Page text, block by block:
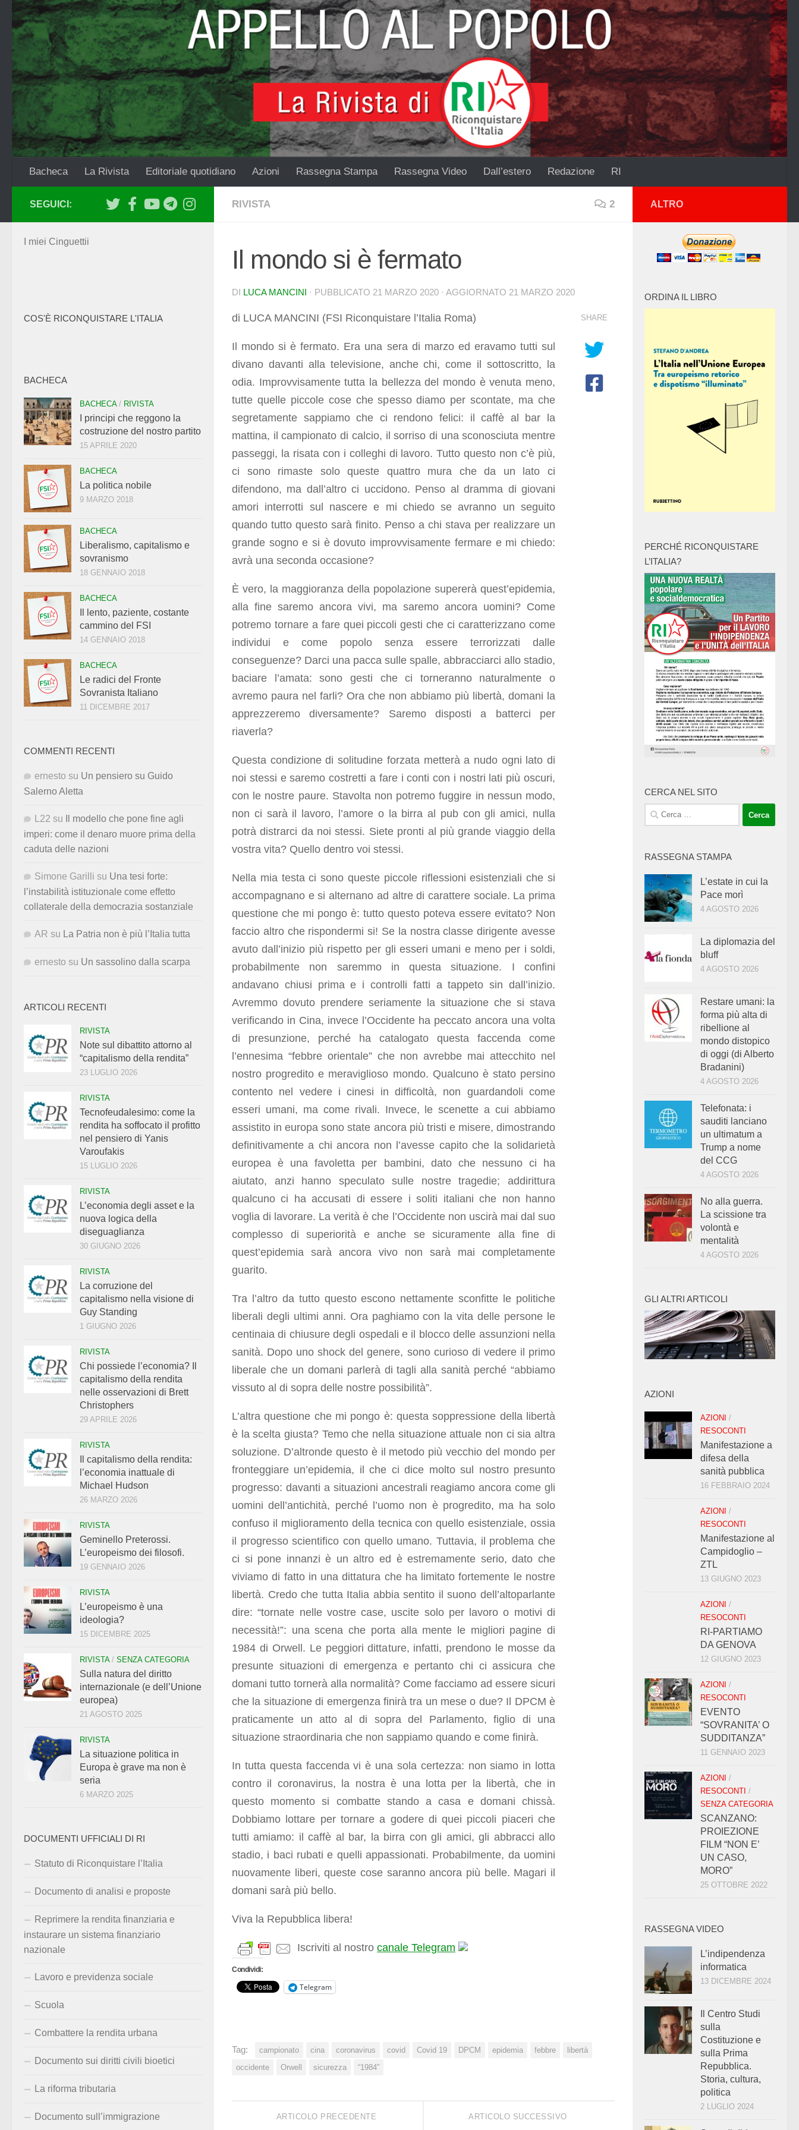
Salta al contenuto
Bacheca La Rivista Editoriale quotidiano Azioni Rassegna Stampa Rassegna Video Dall’estero Redazione RI
RIVISTA 2
Il mondo si è fermato
DI LUCA MANCINI · PUBBLICATO 21 MARZO 2020 · AGGIORNATO 21 MARZO 2020
di LUCA MANCINI (FSI Riconquistare l’Italia Roma)
Il mondo si è fermato. Era una sera di marzo ed eravamo tutti sul
divano davanti alla televisione, anche chi, come il sottoscritto, la
odia. Improvvisamente tutta la bellezza del mondo è venuta meno,
tutte quelle piccole cose che spesso diamo per scontate, ma che
segretamente sappiamo che ci rendono felici: il caffè al bar la
mattina, il campionato di calcio, il sorriso di una sconosciuta mentre
passeggi, la risata con i colleghi di lavoro. Tutto questo non c’è più,
ci sono rimaste solo queste quattro mura che da un lato ci
difendono, ma dall’altro ci uccidono. Penso al dramma di giovani
amori interrotti sul nascere e mi chiedo se avranno un seguito
quando tutto questo sarà finito. Penso a chi stava per realizzare un
grande sogno e si è dovuto improvvisamente fermare e mi chiedo:
avrà una seconda occasione?
È vero, la maggioranza della popolazione supererà quest’epidemia,
alla fine saremo ancora vivi, ma saremo ancora uomini? Come
potremo tornare a fare quei piccoli gesti che ci caratterizzano come
individui e come popolo senza essere terrorizzati dalle
conseguenze? Darci una pacca sulle spalle, abbracciarci allo stadio,
baciare l’amata: sono gesti che ci torneranno naturalmente o
avremo paura nel farli? Ora che non abbiamo più libertà, domani la
apprezzeremo diversamente? Saremo disposti a batterci per
riaverla?
Questa condizione di solitudine forzata metterà a nudo ogni lato di
noi stessi e saremo costretti a fare i conti con i nostri lati più oscuri,
con le nostre paure. Stavolta non potremo fuggire in nessun modo,
non ci sarà il lavoro, l’amore o la birra al pub con gli amici, nulla
potrà distrarci da noi stessi. Siete pronti al più grande viaggio della
vostra vita? Quello dentro voi stessi.
Nella mia testa ci sono queste piccole riflessioni esistenziali che si
accompagnano e si alternano ad altre di carattere sociale. La prima
questione che mi pongo è: tutto questo poteva essere evitato? Non
faccio altro che rispondermi si! Se la nostra classe dirigente avesse
avuto dall’inizio più rispetto per gli esseri umani e meno per i soldi,
probabilmente non saremmo in questa situazione. I confini
andavano chiusi prima e i controlli fatti a tappeto sin dall’inizio.
Avremmo dovuto prendere seriamente la situazione che si stava
verificando in Cina, invece l’Occidente ha peccato ancora una volta
di presunzione, perché ha catalogato questa faccenda come
l’ennesima “febbre orientale” che non avrebbe mai attecchito nel
nostro progredito e meraviglioso mondo. Qualcuno è stato persino
contento nel vedere i cinesi in difficoltà, non guardandoli come
esseri umani, ma come rivali. Invece, le scenette a cui abbiamo
assistito in europa sono state ancora più tristi e misere, dimostrando
definitivamente a chi ancora non l’avesse capito che la solidarietà
europea è una favoletta per bambini, dato che nessuno ci ha
aiutato, anzi hanno speculato sulle nostre tragedie; addirittura
qualcuno ci ha accusati di essere i soliti italiani che non hanno
voglia di lavorare. La verità è che l’Occidente non uscirà mai dal suo
complesso di superiorità e anche se sicuramente alla fine di
quest’epidemia sarà ancora vivo non sarà mai completamente
guarito.
Tra l’altro da tutto questo escono nettamente sconfitte le politiche
liberali degli ultimi anni. Ora paghiamo con la vita delle persone le
centinaia di chiusure degli ospedali e il blocco delle assunzioni nella
sanità. Dopo uno shock del genere, sono curioso di vedere il primo
liberale che un domani parlerà di tagli alla sanità perché “abbiamo
vissuto al di sopra delle nostre possibilità”.
L’altra questione che mi pongo è: questa soppressione della libertà
è la scelta giusta? Temo che nella situazione attuale non ci sia altra
soluzione. D’altronde questo è il metodo più vecchio del mondo per
fronteggiare un’epidemia, il che ci dice molto sul nostro presunto
progresso: davanti a situazioni ancestrali reagiamo ancora come gli
uomini dell’antichità, perché l’uomo non è progredito, ma ha solo
confuso il miglioramento della tecnica con quello esistenziale, ossia
il progresso scientifico con quello umano. Tuttavia, il problema che
ci si pone innanzi è un altro ed è estremamente serio, dato che
viviamo di fatto in una dittatura che ha limitato fortemente le nostre
libertà. Credo che tutta Italia abbia sentito il suono dell’altoparlante
dire: “tornate nelle vostre case, uscite solo per lavoro o motivi di
necessità!”: una scena che porta alla mente le migliori pagine di
1984 di Orwell. Le peggiori dittature, infatti, prendono le mosse da
presunte situazioni di emergenza e pertanto chi ci assicura che
domani tutto tornerà alla normalità? Come facciamo ad essere sicuri
che la situazione di emergenza finirà tra un mese o due? Il DPCM è
praticamente un atto al di sopra del Parlamento, figlio di una
situazione straordinaria che non sappiamo quando e come finirà.
In tutta questa faccenda vi è una sola certezza: non siamo in lotta
contro il coronavirus, la nostra è una lotta per la libertà, che in
questo momento si combatte stando a casa e domani chissà.
Dobbiamo lottare per tornare a godere di quei piccoli piaceri che
tutti amiamo: il caffè al bar, la birra con gli amici, gli abbracci allo
stadio, i baci rubati e quelli appassionati. Probabilmente, da uomini
nuovamente liberi, queste cose saranno ancora più belle. Magari il
domani sarà più bello.
Viva la Repubblica libera!
Iscriviti al nostro canale Telegram
Condividi:
Telegram
SHARE
Tag: campionato cina coronavirus covid Covid 19 DPCM epidemia febbre
libertà
occidente
Orwell sicurezza “1984”
ARTICOLO SUCCESSIVO
ARTICOLO PRECEDENTE
SEGUICI:
I miei Cinguettii
COS'È RICONQUISTARE L'ITALIA
BACHECA
BACHECA/ RIVISTA
I principi che reggono la
costruzione del nostro partito
15 APRILE 2020
BACHECA
La politica nobile
9 MARZO 2018
BACHECA
Liberalismo, capitalismo e
sovranismo
18 GENNAIO 2018
BACHECA
Il lento, paziente, costante
cammino del FSI
14 GENNAIO 2018
BACHECA
Le radici del Fronte
Sovranista Italiano
11 DICEMBRE 2017
COMMENTI RECENTI
ernesto su Un pensiero su Guido
Salerno Aletta
L22 su
Il modello che pone fine agli
imperi: come il denaro muore prima della
caduta delle nazioni
Simone Garilli su Una tesi forte:
l’instabilità istituzionale come effetto
collaterale della democrazia sostanziale
AR su La Patria non è più l’Italia tutta
ernesto su Un sassolino dalla scarpa
ARTICOLI RECENTI
RIVISTA
Note sul dibattito attorno al
“capitalismo della rendita”
23 LUGLIO 2026
RIVISTA
Tecnofeudalesimo: come la
rendita ha soffocato il profitto
nel pensiero di Yanis
Varoufakis
15 LUGLIO 2026
RIVISTA
L’economia degli asset e la
nuova logica della
diseguaglianza
30 GIUGNO 2026
RIVISTA
La corruzione del
capitalismo nella visione di
Guy Standing
1 GIUGNO 2026
RIVISTA
Chi possiede l’economia? Il
capitalismo della rendita
nelle osservazioni di Brett
Christophers
29 APRILE 2026
RIVISTA
Il capitalismo della rendita:
l’economia inattuale di
Michael Hudson
26 MARZO 2026
RIVISTA
Geminello Preterossi.
L’europeismo dei filosofi.
19 GENNAIO 2026
RIVISTA
L’europeismo è una
ideologia?
15 DICEMBRE 2025
RIVISTA/ SENZA CATEGORIA
Sulla natura del diritto
internazionale (e dell’Unione
europea)
21 AGOSTO 2025
RIVISTA
La situazione politica in
Europa è grave ma non è
seria
6 MARZO 2025
DOCUMENTI UFFICIALI DI RI
Statuto di Riconquistare l’Italia
Documento di analisi e proposte
Reprimere la rendita finanziaria e
instaurare un sistema finanziario
nazionale
Lavoro e previdenza sociale
Scuola
Combattere la rendita urbana
Documento sui diritti civili bioetici
La riforma tributaria
Documento sull’immigrazione
ALTRO
ORDINA IL LIBRO
PERCHÉ RICONQUISTARE
L’ITALIA?
CERCA NEL SITO
Ricerca
per:
RASSEGNA STAMPA
L’estate in cui la
Pace morì
4 AGOSTO 2026
La diplomazia del
bluff
4 AGOSTO 2026
Restare umani: la
forma più alta di
ribellione al
mondo distopico
di oggi (di Alberto
Bradanini)
4 AGOSTO 2026
Telefonata: i
sauditi lanciano
un ultimatum a
Trump a nome
del CCG
4 AGOSTO 2026
No alla guerra.
La scissione tra
volontà e
mentalità
4 AGOSTO 2026
GLI ALTRI ARTICOLI
AZIONI
AZIONI /
RESOCONTI
Manifestazione a
difesa della
sanità pubblica
16 FEBBRAIO 2024
AZIONI /
RESOCONTI
Manifestazione al
Campidoglio –
ZTL
13 GIUGNO 2023
AZIONI /
RESOCONTI
RI-PARTIAMO
DA GENOVA
12 GIUGNO 2023
AZIONI /
RESOCONTI
EVENTO
“SOVRANITA’ O
SUDDITANZA”
11 GENNAIO 2023
AZIONI /
RESOCONTI /
SENZA CATEGORIA
SCANZANO:
PROIEZIONE
FILM “NON E’
UN CASO,
MORO”
25 OTTOBRE 2022
RASSEGNA VIDEO
L’indipendenza
informatica
13 DICEMBRE 2024
Il Centro Studi
sulla
Costituzione e
sulla Prima
Repubblica.
Storia, cultura,
politica
2 LUGLIO 2024